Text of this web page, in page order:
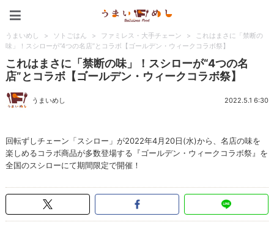
うまいめし > ソトごはん > ファミレス・大手チェーン >
これはまさに「禁断の
味」！スシローが“4つの名店”とコラボ【ゴールデン・ウィークコラボ祭】
これはまさに「禁断の味」！スシローが“4つの名
店”とコラボ【ゴールデン・ウィークコラボ祭】
うまいめし 2022.5.1 6:30
回転ずしチェーン「スシロー」が2022年4月20日(水)から、名店の味を
楽しめるコラボ商品が多数登場する『ゴールデン・ウィークコラボ祭』を
全国のスシローにて期間限定で開催！